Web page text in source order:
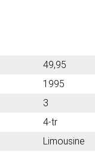
49,95
1995
3
4-tr
Limousine